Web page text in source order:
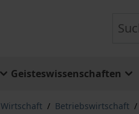
Geisteswissenschaften
Wirtschaft / Betriebswirtschaft /